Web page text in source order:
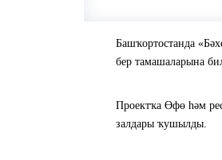
Башҡортостанда
бер тамашаларына
Проектҡа Өфө һәм
залдары ҡушылды.